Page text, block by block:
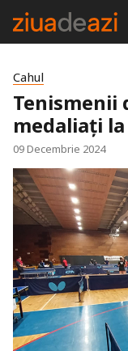
Cahul
Tenismenii
medaliați
09 Decembrie 2024